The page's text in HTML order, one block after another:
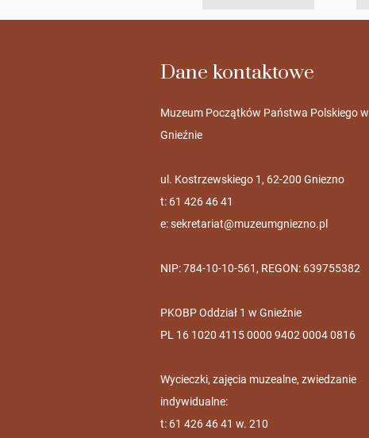
Dane kontaktowe
Muzeum Początków Państwa Polskiego w
Gnieźnie
ul. Kostrzewskiego 1, 62-200 Gniezno
t: 61 426 46 41
e:sekretariat@muzeumgniezno.pl
NIP: 784-10-10-561, REGON: 639755382
PKOBP Oddział 1 w Gnieźnie
PL 16 1020 4115 0000 9402 0004 0816
Wycieczki, zajęcia muzealne, zwiedzanie
indywidualne:
t: 61 426 46 41 w. 210